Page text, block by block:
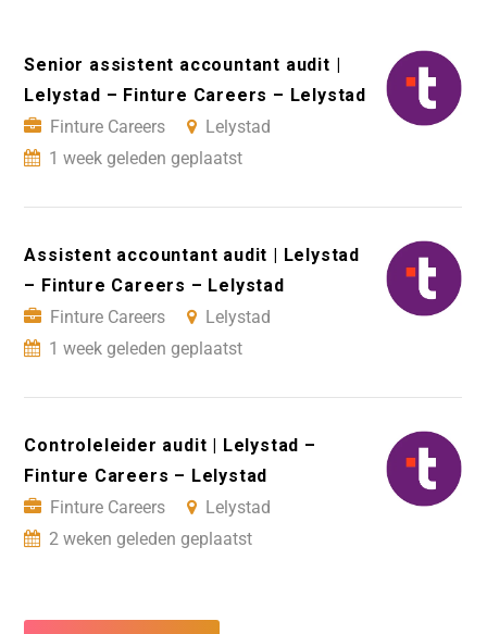
Senior assistent accountant audit |
Lelystad – Finture Careers – Lelystad
Finture Careers
Lelystad
1 week geleden geplaatst
Assistent accountant audit | Lelystad
– Finture Careers – Lelystad
Finture Careers
Lelystad
1 week geleden geplaatst
Controleleider audit | Lelystad –
Finture Careers – Lelystad
Finture Careers
Lelystad
2 weken geleden geplaatst